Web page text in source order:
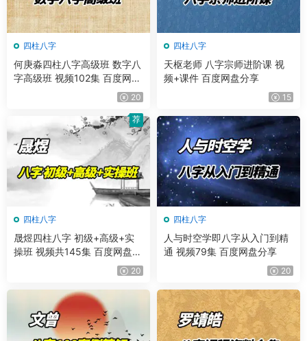
四柱八字
何庚淼四柱八字高级班 数字八
字高级班 视频102集 百度网盘
20
四柱八字
天枢老师 八字宗师进阶课 视
频+课件 百度网盘分享
15
四柱八字
晟煜四柱八字 初级+高级+实
操班 视频共145集 百度网盘分
20
荐
四柱八字
人与时空学即八字从入门到精
通 视频79集 百度网盘分享
20